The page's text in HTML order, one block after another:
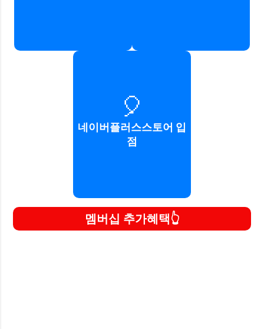
🎈
네이버플러스스토어 입
점
네이버플러스스토어
입점하기
바로가기
멤버십 추가혜택